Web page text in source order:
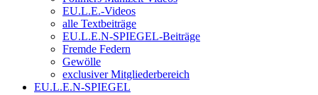
EU.L.E.-Videos
alle Textbeiträge
EU.L.E.N-SPIEGEL-Beiträge
Fremde Federn
Gewölle
exclusiver Mitgliederbereich
EU.L.E.N-SPIEGEL